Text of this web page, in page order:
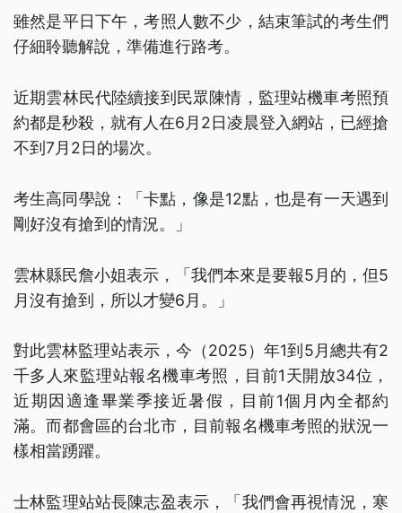
雖然是平日下午，考照人數不少，結束筆試的考生們
仔細聆聽解說，準備進行路考。
近期雲林民代陸續接到民眾陳情，監理站機車考照預
約都是秒殺，就有人在6月2日凌晨登入網站，已經搶
不到7月2日的場次。
考生高同學說：「卡點，像是12點，也是有一天遇到
剛好沒有搶到的情況。」
雲林縣民詹小姐表示，「我們本來是要報5月的，但5
月沒有搶到，所以才變6月。」
對此雲林監理站表示，今（2025）年1到5月總共有2
千多人來監理站報名機車考照，目前1天開放34位，
近期因適逢畢業季接近暑假，目前1個月內全都約
滿。而都會區的台北市，目前報名機車考照的狀況一
樣相當踴躍。
士林監理站站長陳志盈表示，「我們會再視情況，寒